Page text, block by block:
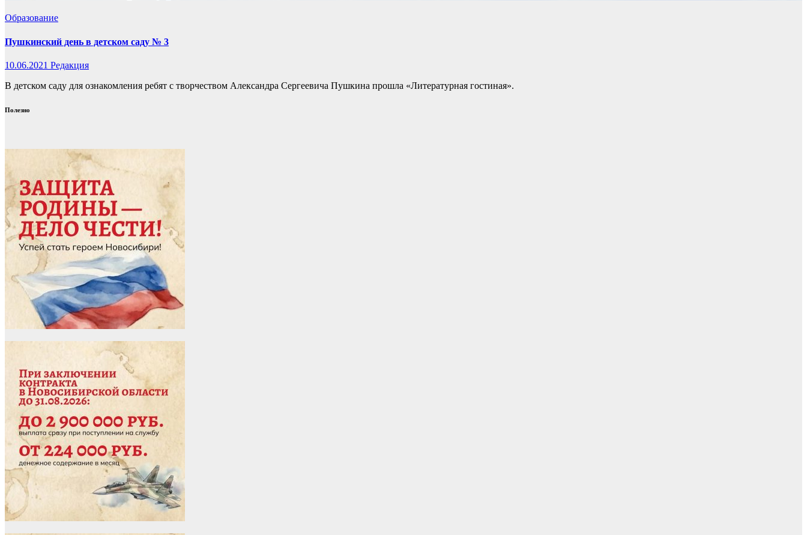
Образование
Пушкинский день в детском саду № 3
10.06.2021 Редакция
В детском саду для ознакомления ребят с творчеством Александра Сергеевича Пушкина прошла «Литературная гостиная».
Полезно